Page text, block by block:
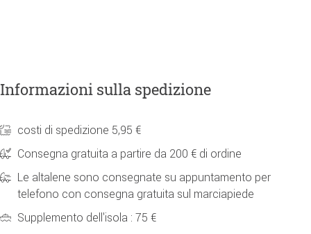
Informazioni sulla spedizione
costi di spedizione 5,95 €
Consegna gratuita a partire da 200 € di ordine
Le altalene sono consegnate su appuntamento per
telefono con consegna gratuita sul marciapiede
Supplemento dell'isola : 75 €